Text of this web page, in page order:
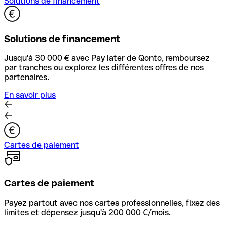
Solutions de financement
Jusqu'à 30 000 € avec Pay later de Qonto, remboursez
par tranches ou explorez les différentes offres de nos
partenaires.
En savoir plus
Cartes de paiement
Cartes de paiement
Payez partout avec nos cartes professionnelles, fixez des
limites et dépensez jusqu'à 200 000 €/mois.